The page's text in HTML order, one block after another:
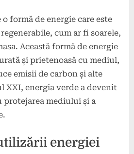
formă de energie care este
cum ar fi soarele,
Această formă de energie
și prietenoasă cu mediul,
emisii de carbon și alte
XXI, energia verde a devenit
mediului și a
energiei